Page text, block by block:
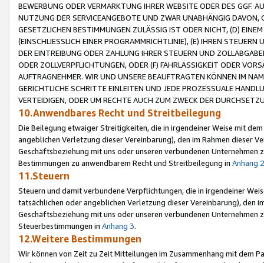
BEWERBUNG ODER VERMARKTUNG IHRER WEBSITE ODER DES GGF.
NUTZUNG DER SERVICEANGEBOTE UND ZWAR UNABHÄNGIG
GESETZLICHEN BESTIMMUNGEN ZULÄSSIG IST ODER NICHT, (D)
(EINSCHLIESSLICH EINER PROGRAMMRICHTLINIE), (E) IHREN
DER EINTREIBUNG ODER ZAHLUNG IHRER STEUERN UND
ODER ZOLLVERPFLICHTUNGEN, ODER (F) FAHRLÄSSIGKEIT ODER
AUFTRAGNEHMER. WIR UND UNSERE BEAUFTRAGTEN KÖNNEN IM
GERICHTLICHE SCHRITTE EINLEITEN UND JEDE PROZESSUALE
VERTEIDIGEN, ODER UM RECHTE AUCH ZUM ZWECK DER
10.Anwendbares Recht und Streitbeilegung
Die Beilegung etwaiger Streitigkeiten, die in irgendeiner Weise mit
angeblichen Verletzung dieser Vereinbarung), den im Rahmen dieser
Geschäftsbeziehung mit uns oder unseren verbundenen
Bestimmungen zu anwendbarem Recht und Streitbeilegung in Anhang 2
11.Steuern
Steuern und damit verbundene Verpflichtungen, die in irgendeiner
tatsächlichen oder angeblichen Verletzung dieser Vereinbarung), den
Geschäftsbeziehung mit uns oder unseren verbundenen
Steuerbestimmungen in Anhang 3.
12.Weitere Bestimmungen
Wir können von Zeit zu Zeit Mitteilungen im Zusammenhang mit dem